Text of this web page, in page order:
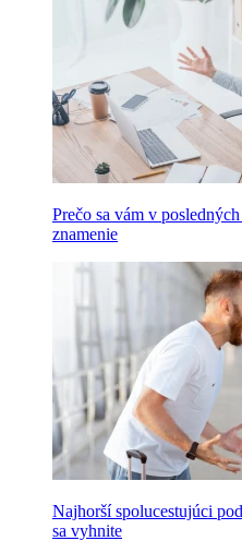
Prečo sa vám v
znamenie
Najhorší spolucestujúci
sa vyhnite